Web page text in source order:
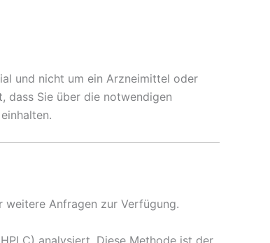
und nicht um ein Arzneimittel oder
dass Sie über die notwendigen
Anfragen zur Verfügung.
analysiert. Diese Methode ist der